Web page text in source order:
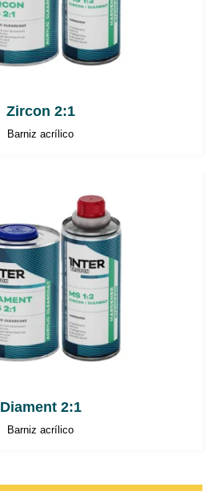
Zircon 2:1
Barniz acrílico
Diament 2:1
Barniz acrílico